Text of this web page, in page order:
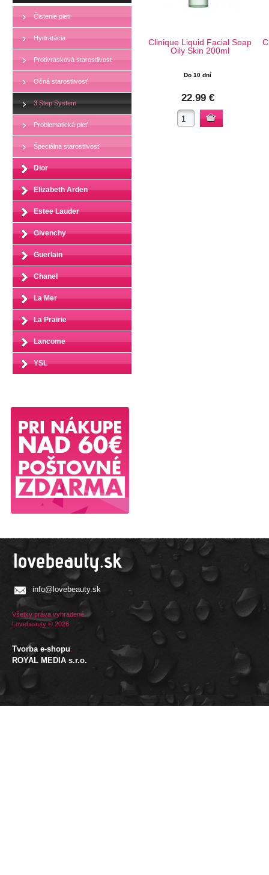
Čistenie pleti
Hydratácia
Protivrásková starostlivosť
Očná starostlivosť
3 Step System
Problematická pleť
Špeciálna starostlivosť
Dior
Elizabeth Arden
Estee Lauder
Givenchy
Guerlain
Chanel
La Mer
La Prairie
Lancome
YSL
Clinique Liquid Facial Soap
Oily Skin 200ml
Do 10 dní
22.99 €
info@lovebeauty.sk
Všetky práva vyhradené.
Lovebeauty © 2026
Tvorba e-shopu:
ROYAL MEDIA s.r.o.